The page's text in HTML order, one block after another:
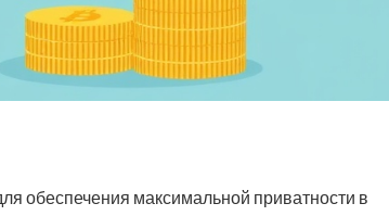
обеспечения максимальной приватности в